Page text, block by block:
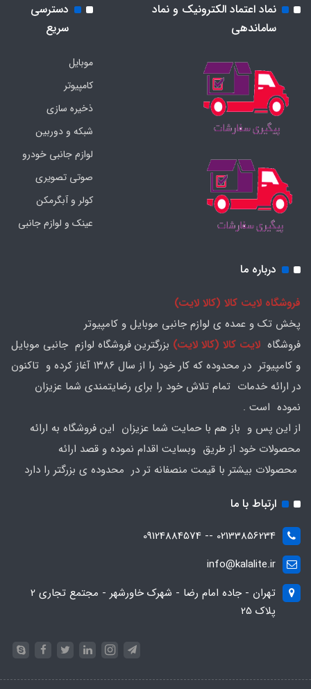
نماد اعتماد الکترونیک و نماد
ساماندهی
دسترسی
سریع
موبایل
کامپیوتر
ذخیره سازی
شبکه و دوربین
لوازم جانبی خودرو
صوتی تصویری
کولر و آبگرمکن
عینک و لوازم جانبی
درباره ما
فروشگاه لایت کالا (کالا لایت)
پخش تک و عمده ی لوازم جانبی موبایل و کامپیوتر
فروشگاه لایت کالا (کالا لایت) بزرگترین فروشگاه لوازم جانبی موبایل
و کامپیوتر در محدوده که کار خود را از سال ۱۳۸۶ آغاز کرده و تاکنون
در ارائه خدمات تمام تلاش خود را برای رضایتمندی شما عزیزان
نموده است .
از این پس و باز هم با حمایت شما عزیزان این فروشگاه به ارائه
محصولات خود از طریق وبسایت اقدام نموده و قصد ارائه
محصولات بیشتر با قیمت منصفانه تر در محدوده ی بزرگتر را دارد
ارتباط با ما
02133856234 -- 09124884574
info@kalalite.ir
تهران - جاده امام رضا - شهرک خاورشهر - مجتمع تجاری 2
پلاک 25